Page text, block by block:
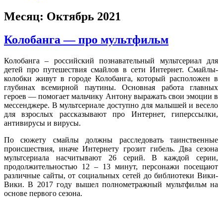
Месяц: Октябрь 2021
Колобанга — про мультфильм
Колобанга – российский познавательный мультсериал для
детей про путешествия смайлов в сети Интернет. Смайлы-
колобки живут в городе Колобанга, который расположен в
глубинах всемирной паутины. Основная работа главных
героев — помогает мальчику Антону выражать свои эмоции в
мессенджере. В мультсериале доступно для малышей и весело
для взрослых рассказывают про Интернет, гиперссылки,
антивирусы и вирусы.
По сюжету смайлы должны расследовать таинственные
происшествия, иначе Интернету грозит гибель. Два сезона
мультсериала насчитывают 26 серий. В каждой серии,
продолжительностью 12 – 13 минут, персонажи посещают
различные сайты, от социальных сетей до библиотеки Вики-
Вики. В 2017 году вышел полнометражный мультфильм на
основе первого сезона.